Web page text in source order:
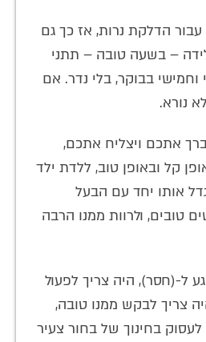
הדלקת נרות, אז כך גם
– בשעה טובה – תתני
וחמישי בבוקר, בלי נדר. אם
נורא.
אתכם ויצליח אתכם,
קל ובאופן טוב, ללדת ילד
אותו יחד עם הבעל
טובים, ולרוות ממנו הרבה
ל-(חסר), היה צריך לפעול
צריך לבקש ממנו טובה,
בחינוך של בחור צעיר